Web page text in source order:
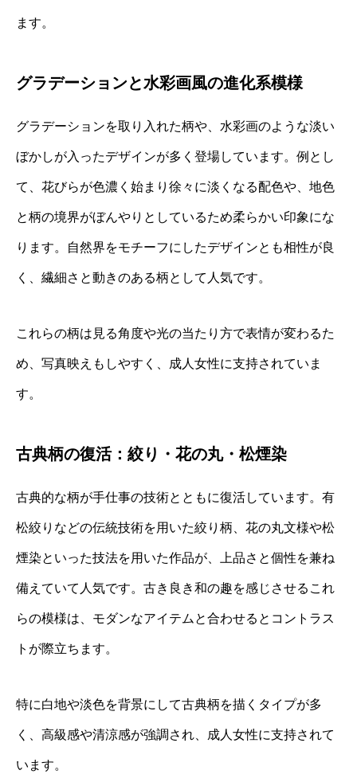
ます。
グラデーションと水彩画風の進化系模様
グラデーションを取り入れた柄や、水彩画のような淡い
ぼかしが入ったデザインが多く登場しています。例とし
て、花びらが色濃く始まり徐々に淡くなる配色や、地色
と柄の境界がぼんやりとしているため柔らかい印象にな
ります。自然界をモチーフにしたデザインとも相性が良
く、繊細さと動きのある柄として人気です。
これらの柄は見る角度や光の当たり方で表情が変わるた
め、写真映えもしやすく、成人女性に支持されていま
す。
古典柄の復活：絞り・花の丸・松煙染
古典的な柄が手仕事の技術とともに復活しています。有
松絞りなどの伝統技術を用いた絞り柄、花の丸文様や松
煙染といった技法を用いた作品が、上品さと個性を兼ね
備えていて人気です。古き良き和の趣を感じさせるこれ
らの模様は、モダンなアイテムと合わせるとコントラス
トが際立ちます。
特に白地や淡色を背景にして古典柄を描くタイプが多
く、高級感や清涼感が強調され、成人女性に支持されて
います。